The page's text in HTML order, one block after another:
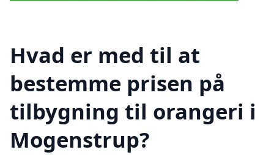
Hvad er med til at
bestemme prisen på
tilbygning til orangeri i
Mogenstrup?